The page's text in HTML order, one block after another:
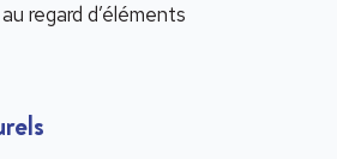
regard d’éléments